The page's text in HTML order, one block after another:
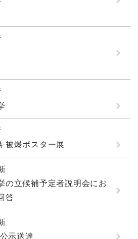
被爆ポスター展
の立候補予定者説明会にお
答
示送達